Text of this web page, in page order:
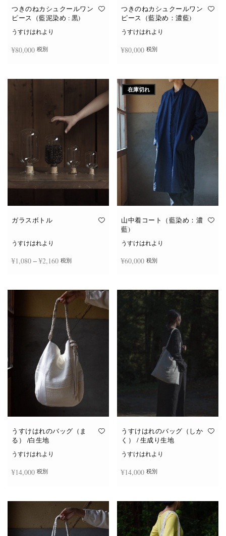
つきのねカシュクールワン
ピース（藍泥染め : 黒)
うすけはれより
¥80,000 税別
つきのねカシュクールワン
ピース（藍染め：濃藍)
うすけはれより
¥80,000 税別
ガラスボトル
うすけはれより
¥1,080 – ¥2,160価格
–
¥2,160
税別
の
商
品
に
は
複
数
バ
リ
エ
ー
シ
ョ
ン
り
ま
オ
ジ
か
ら
選
択
在庫切れ
山中着コート（藍染め：濃
藍)
うすけはれより
¥60,000 税別
うすけはれのバッグ（ま
る） /白生地
うすけはれより
¥14,000 税別
うすけはれのバッグ（しか
く） / 生成り生地
うすけはれより
¥14,000 税別